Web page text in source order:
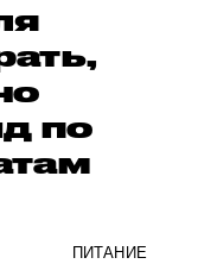
по
ПИТАНИЕ